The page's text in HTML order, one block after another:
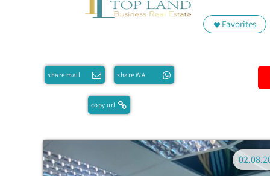
Favorites
share WA
share mail
copy url